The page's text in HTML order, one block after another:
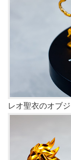
レオ聖衣のオブジ